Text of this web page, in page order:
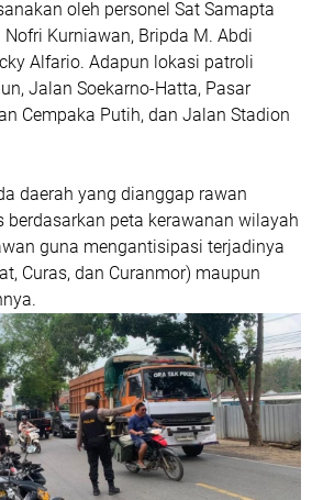
oleh personel Sat Samapta
Kurniawan, Bripda M. Abdi
Alfario. Adapun lokasi patroli
Jalan Soekarno-Hatta, Pasar
Cempaka Putih, dan Jalan Stadion
daerah yang dianggap rawan
peta kerawanan wilayah
guna mengantisipasi terjadinya
Curas, dan Curanmor) maupun